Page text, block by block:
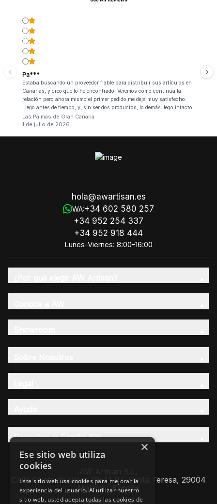
Pa***
Estaba buscando un proveedor fiable para distribuir sus artículos en
Canarias, y creo que lo he encontrado. Veremos cómo continúa la
relación pero ahora mismo el primer pedido me deja muy satisfecho.
Llego antes de tiempo, y, sin ser dos productos, lo demás llego intacto.
Las Palmas de Gran Canaria
1 de julio de 2026
hola@awartisan.es
WA:+34 602 580 257
+34 952 254 337
+34 952 918 444
Lunes-Viernes: 8:00-16:00
Descubre la Familia AW
Calle Caleta de Velez 39-41 P.I. Santa Teresa, 29004
Málaga - España
×
Ese sitio web utiliza
cookies
Este sitio web usa cookies para mejorar la
experiencia del usuario. Al utilizar nuestro
sitio web, usted acepta todas las cookies de